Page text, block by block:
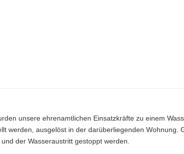
unsere ehrenamtlichen Einsatzkräfte zu einem
werden, ausgelöst in der darüberliegenden
der Wasseraustritt gestoppt werden.